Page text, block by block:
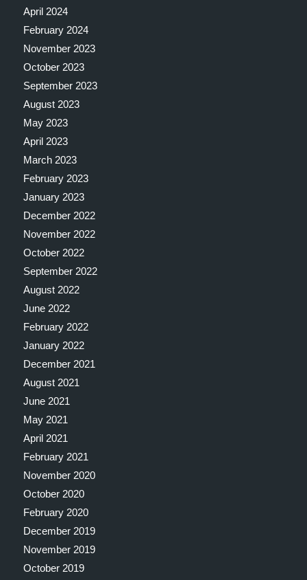
April 2024
February 2024
November 2023
October 2023
September 2023
August 2023
May 2023
April 2023
March 2023
February 2023
January 2023
December 2022
November 2022
October 2022
September 2022
August 2022
June 2022
February 2022
January 2022
December 2021
August 2021
June 2021
May 2021
April 2021
February 2021
November 2020
October 2020
February 2020
December 2019
November 2019
October 2019